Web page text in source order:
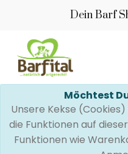
Dein Barf
Möchtest
Unsere Kekse
die Funktionen auf
Funktionen wie